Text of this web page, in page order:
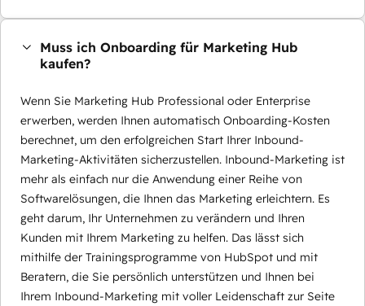
Muss ich Onboarding für Marketing Hub
kaufen?
Wenn Sie Marketing Hub Professional oder Enterprise
erwerben, werden Ihnen automatisch Onboarding-Kosten
berechnet, um den erfolgreichen Start Ihrer Inbound-
Marketing-Aktivitäten sicherzustellen. Inbound-Marketing ist
mehr als einfach nur die Anwendung einer Reihe von
Softwarelösungen, die Ihnen das Marketing erleichtern. Es
geht darum, Ihr Unternehmen zu verändern und Ihren
Kunden mit Ihrem Marketing zu helfen. Das lässt sich
mithilfe der Trainingsprogramme von HubSpot und mit
Beratern, die Sie persönlich unterstützen und Ihnen bei
Ihrem Inbound-Marketing mit voller Leidenschaft zur Seite